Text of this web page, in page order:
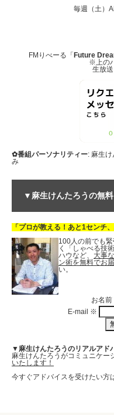
毎週（土）
FMりべーる「 Future
※上の
生放
✿番組パーソナリティー: 麻生
み
▼麻生けんたろうの無
「プロが教える！あと1センチ
100人の前でも
く「しゃべる技
ハウなど、 大事
ン術を無料でお
い。
お名前
E-mail ※
▼麻生けんたろうのリアルアド
麻生けんたろうがコミュニケー
いたします！
今すぐアドバイスを受けたい方